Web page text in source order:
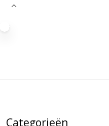
Categorieën